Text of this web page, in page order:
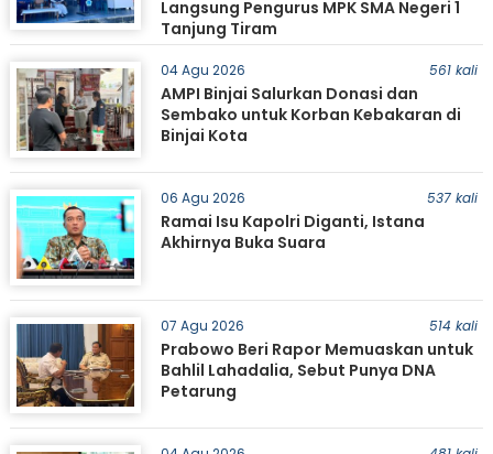
Langsung Pengurus MPK SMA Negeri 1
Tanjung Tiram
04 Agu 2026 561 kali
AMPI Binjai Salurkan Donasi dan
Sembako untuk Korban Kebakaran di
Binjai Kota
06 Agu 2026 537 kali
Ramai Isu Kapolri Diganti, Istana
Akhirnya Buka Suara
07 Agu 2026 514 kali
Prabowo Beri Rapor Memuaskan untuk
Bahlil Lahadalia, Sebut Punya DNA
Petarung